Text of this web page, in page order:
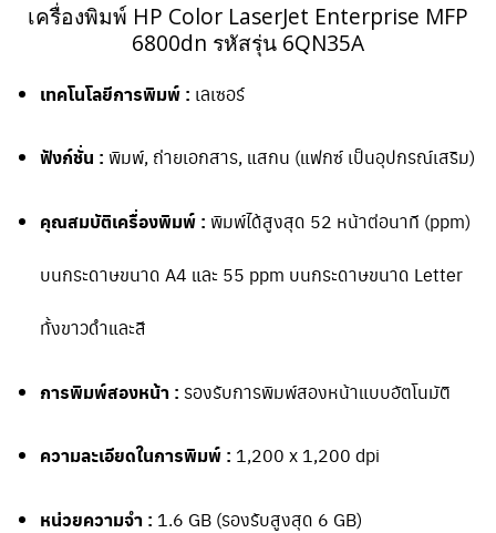
เครื่องพิมพ์ HP Color LaserJet Enterprise MFP
6800dn รหัสรุ่น 6QN35A
เทคโนโลยีการพิมพ์ : เลเซอร์
ฟังก์ชั่น : พิมพ์, ถ่ายเอกสาร, แสกน (แฟกซ์ เป็นอุปกรณ์เสริม)
คุณสมบัติเครื่องพิมพ์ : พิมพ์ได้สูงสุด 52 หน้าต่อนาที (ppm)
บนกระดาษขนาด A4 และ 55 ppm บนกระดาษขนาด Letter
ทั้งขาวดำและสี
การพิมพ์สองหน้า : รองรับการพิมพ์สองหน้าแบบอัตโนมัติ
ความละเอียดในการพิมพ์ : 1,200 x 1,200 dpi
หน่วยความจำ : 1.6 GB (รองรับสูงสุด 6 GB)